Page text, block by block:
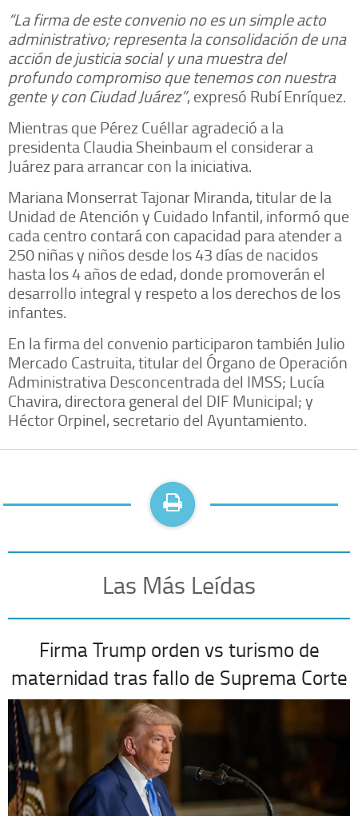
“La firma de este convenio no es un simple acto
administrativo; representa la consolidación de una
acción de justicia social y una muestra del
profundo compromiso que tenemos con nuestra
gente y con Ciudad Juárez”, expresó Rubí Enríquez.
Mientras que Pérez Cuéllar agradeció a la
presidenta Claudia Sheinbaum el considerar a
Juárez para arrancar con la iniciativa.
Mariana Monserrat Tajonar Miranda, titular de la
Unidad de Atención y Cuidado Infantil, informó que
cada centro contará con capacidad para atender a
250 niñas y niños desde los 43 días de nacidos
hasta los 4 años de edad, donde promoverán el
desarrollo integral y respeto a los derechos de los
infantes.
En la firma del convenio participaron también Julio
Mercado Castruita, titular del Órgano de Operación
Administrativa Desconcentrada del IMSS; Lucía
Chavira, directora general del DIF Municipal; y
Héctor Orpinel, secretario del Ayuntamiento.
Las Más Leídas
Firma Trump orden vs turismo de
maternidad tras fallo de Suprema Corte